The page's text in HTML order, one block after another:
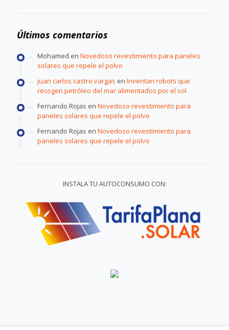
Últimos comentarios
Mohamed en Novedoso revestimiento para paneles
solares que repele el polvo
juan carlos castro vargas en Inventan robots que
recogen petróleo del mar alimentados por el sol
Fernando Rojas en Novedoso revestimiento para
paneles solares que repele el polvo
Fernando Rojas en Novedoso revestimiento para
paneles solares que repele el polvo
INSTALA TU AUTOCONSUMO CON: